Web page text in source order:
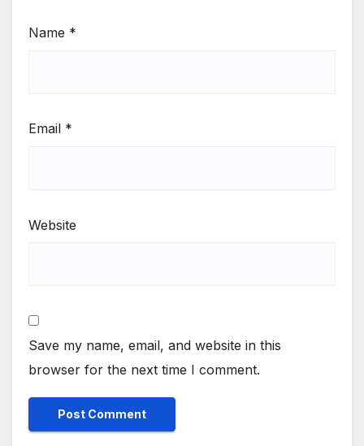
Name *
Email *
Website
Save my name, email, and website in this
browser for the next time I comment.